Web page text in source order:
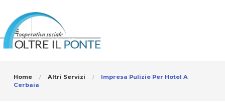
Home Altri Servizi
Impresa Pulizie Per Hotel A
Cerbaia